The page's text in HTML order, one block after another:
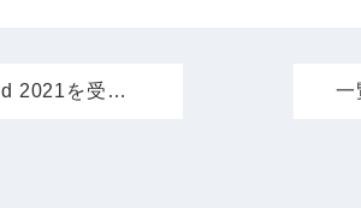
Metoree Award 2021を受賞しました 一